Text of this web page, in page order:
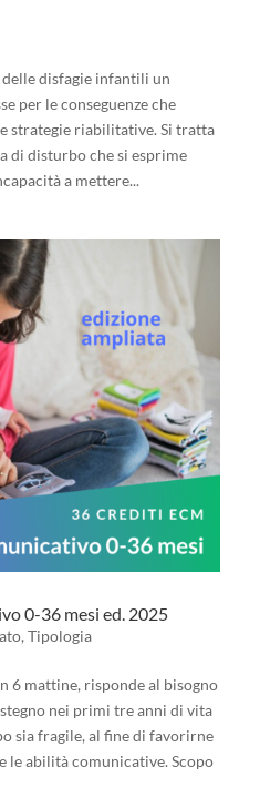
disfagie infantili un
per le conseguenze che
strategie riabilitative. Si tratta
di disturbo che si esprime
a mettere...
0-36 mesi ed. 2025
, Tipologia
6 mattine, risponde al bisogno
nei primi tre anni di vita
sia fragile, al fine di favorirne
le abilità comunicative. Scopo